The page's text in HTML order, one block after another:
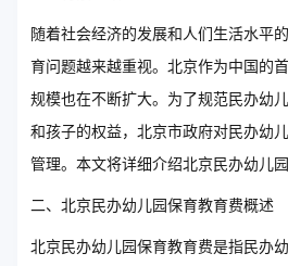
随着社会经济的发展和人们生活水平
育问题越来越重视。北京作为中国的
规模也在不断扩大。为了规范民办幼
和孩子的权益，北京市政府对民办幼
管理。本文将详细介绍北京民办幼儿
二、北京民办幼儿园保育教育费概述
北京民办幼儿园保育教育费是指民办